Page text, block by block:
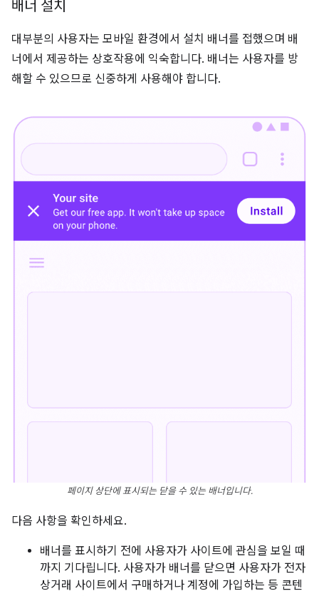
배너 설치
대부분의 사용자는 모바일 환경에서 설치 배너를 접했으며 배
너에서 제공하는 상호작용에 익숙합니다. 배너는 사용자를 방
해할 수 있으므로 신중하게 사용해야 합니다.
페이지 상단에 표시되는 닫을 수 있는 배너입니다.
다음 사항을 확인하세요.
배너를 표시하기 전에 사용자가 사이트에 관심을 보일 때
까지 기다립니다. 사용자가 배너를 닫으면 사용자가 전자
상거래 사이트에서 구매하거나 계정에 가입하는 등 콘텐